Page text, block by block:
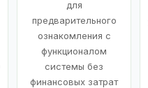
для
предварительного
ознакомления с
функционалом
системы без
финансовых затрат